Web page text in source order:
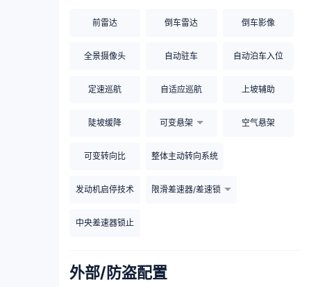
前雷达 倒车雷达 倒车影像
全景摄像头 自动驻车 自动泊车入位
定速巡航 自适应巡航 上坡辅助
陡坡缓降 可变悬架 空气悬架
可变转向比 整体主动转向系统
发动机启停技术 限滑差速器/差速锁
中央差速器锁止
外部/防盗配置